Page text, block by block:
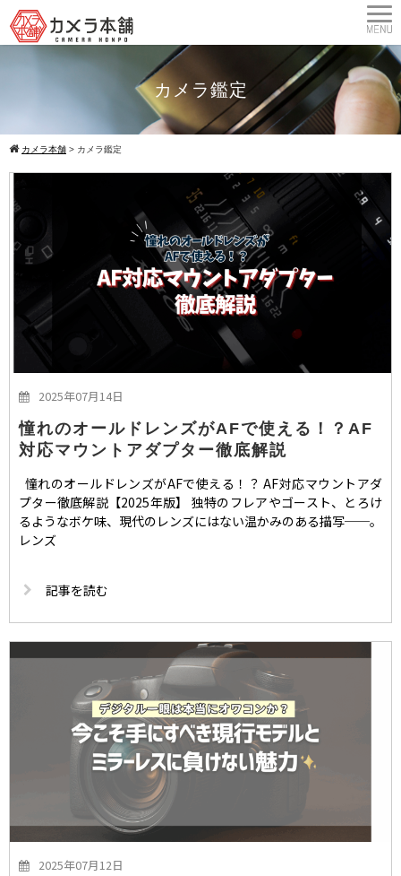
カメラ鑑定
カメラ本舗 > カメラ鑑定
2025年07月14日
憧れのオールドレンズがAFで使える！？AF
対応マウントアダプター徹底解説
憧れのオールドレンズがAFで使える！？ AF対応マウントアダ
プター徹底解説【2025年版】 独特のフレアやゴースト、とろけ
るようなボケ味、現代のレンズにはない温かみのある描写──。
レンズ
記事を読む
2025年07月12日